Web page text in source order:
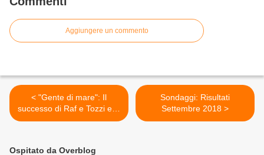
Aggiungere un commento
< "Gente di mare": Il
successo di Raf e Tozzi e la
rottura con Bigazzi
Sondaggi: Risultati
Settembre 2018 >
Ospitato da Overblog